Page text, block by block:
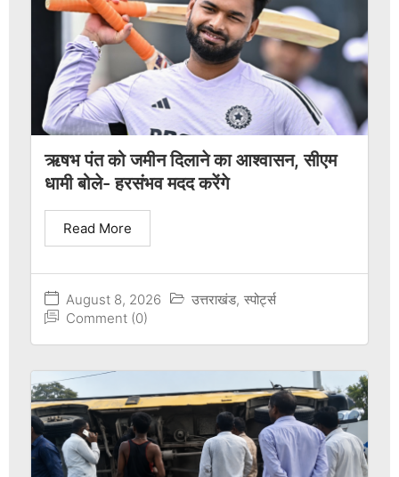
ऋषभ पंत को जमीन दिलाने का आश्वासन, सीएम
धामी बोले- हरसंभव मदद करेंगे
August 8, 2026 उत्तराखंड, स्पोर्ट्स
Comment (0)
Read More